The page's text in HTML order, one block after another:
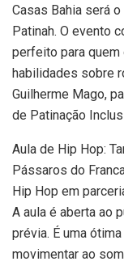
Casas Bahia será
Patinah. O evento
perfeito para quem
habilidades sobre
Guilherme Mago,
de Patinação
Aula de Hip Hop:
Pássaros do
Hip Hop em
A aula é aberta ao
prévia. É uma
movimentar ao